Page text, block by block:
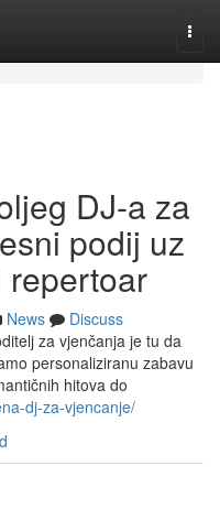
DJ-a za
podij uz
News
Discuss
za vjenčanja je tu da
personaliziranu zabavu
hitova do
dj-za-vjencanje/